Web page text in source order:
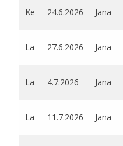
Ke 24.6.2026 Jana
La 27.6.2026 Jana
La 4.7.2026 Jana
La 11.7.2026 Jana